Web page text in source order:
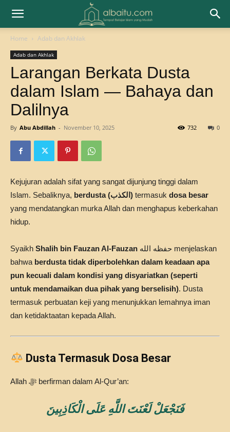
Home Adab dan Akhlak
Adab dan Akhlak
Larangan Berkata Dusta
dalam Islam — Bahaya dan
Dalilnya
By Abu Abdillah - November 10, 2025 0
732
Kejujuran adalah sifat yang sangat dijunjung tinggi dalam
Islam. Sebaliknya,
berdusta (الكذب) termasuk dosa besar
yang mendatangkan murka Allah dan menghapus keberkahan
hidup.
Syaikh Shalih bin Fauzan Al-Fauzan
bahwa berdusta tidak diperbolehkan dalam keadaan apa
pun kecuali dalam kondisi yang disyariatkan (seperti
untuk mendamaikan dua pihak yang berselisih). Dusta
termasuk perbuatan keji yang menunjukkan lemahnya iman
dan ketidaktaatan kepada Allah.
Dusta Termasuk Dosa Besar
Allah ﷻ berfirman dalam Al-Qur’an:
فَنَجْعَلْ لَعْنَتَ اللَّهِ عَلَى الْكَاذِبِينَ